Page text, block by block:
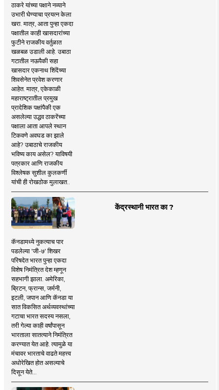
ठाकरे यांच्या पक्षाने नव्याने
उभारी घेण्याचा प्रयत्न केला
खरा. मात्र, आता पुन्हा एकदा
पक्षातील काही खासदारांच्या
फुटीने राजकीय वर्तुळात
खळबळ उडाली आहे. उबाठा
गटातील नऊपैकी सहा
खासदार एकनाथ शिंदेंच्या
शिवसेनेत प्रवेश करणार
आहेत. मात्र, एकेकाळी
महाराष्ट्रातील प्रमुख
प्रादेशिक पक्षांपैकी एक
असलेल्या उद्धव ठाकरेंच्या
पक्षाला आता आपले स्थान
टिकवणे अवघड का झाले
आहे? उबाठाचे राजकीय
भविष्य काय असेल? याविषयी
पत्रकार आणि राजकीय
विश्लेषक सुशील कुलकर्णी
यांची ही रोखठोक मुलाखत..
केंद्रस्थानी भारत का ?
कॅनडामध्ये नुकत्याच पार
पडलेल्या 'जी-७' शिखर
परिषदेत भारत पुन्हा एकदा
विशेष निमंत्रित देश म्हणून
सहभागी झाला. अमेरिका,
ब्रिटन, फ्रान्स, जर्मनी,
इटली, जपान आणि कॅनडा या
सात विकसित अर्थव्यवस्थांच्या
गटाचा भारत सदस्य नसला,
तरी गेल्या काही वर्षांपासून
भारताला सातत्याने निमंत्रित
करण्यात येत आहे. त्यामुळे या
मंचावर भारताचे वाढते महत्त्व
अधोरेखित होत असल्याचे
दिसून येते...